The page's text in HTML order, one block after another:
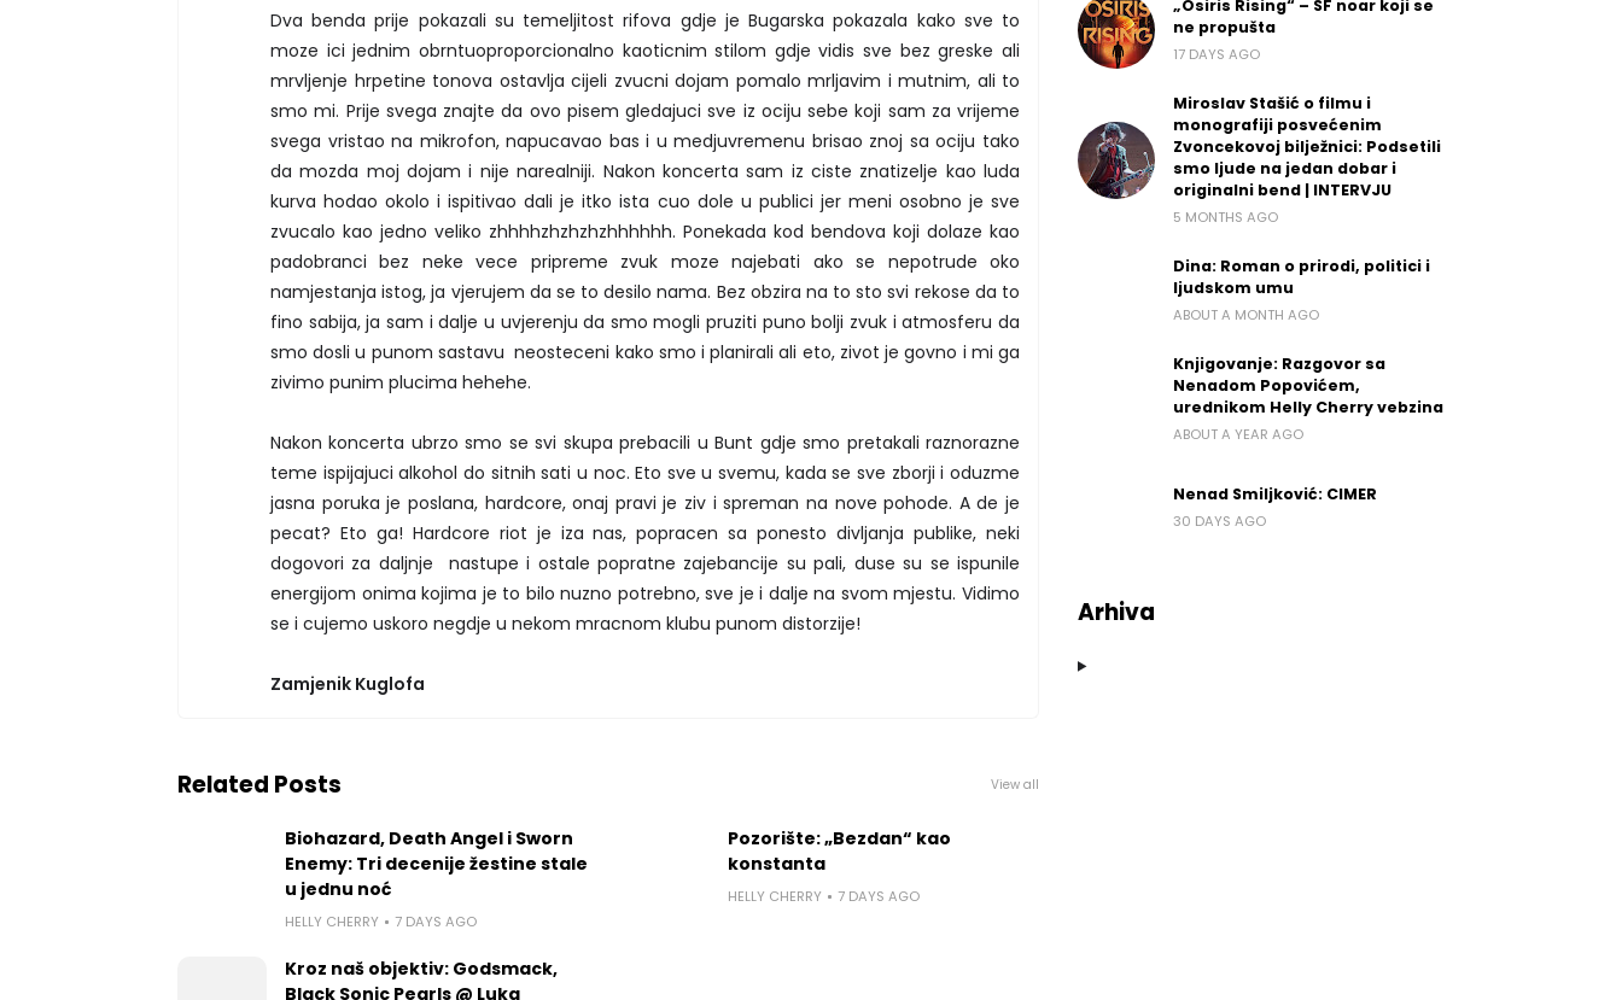
Dva benda prije pokazali su temeljitost rifova gdje je Bugarska pokazala kako sve to
moze ici jednim obrntuoproporcionalno kaoticnim stilom gdje vidis sve bez greske ali
mrvljenje hrpetine tonova ostavlja cijeli zvucni dojam pomalo mrljavim i mutnim, ali to
smo mi. Prije svega znajte da ovo pisem gledajuci sve iz ociju sebe koji sam za vrijeme
svega vristao na mikrofon, napucavao bas i u medjuvremenu brisao znoj sa ociju tako
da mozda moj dojam i nije narealniji. Nakon koncerta sam iz ciste znatizelje kao luda
kurva hodao okolo i ispitivao dali je itko ista cuo dole u publici jer meni osobno je sve
zvucalo kao jedno veliko zhhhhzhzhzhzhhhhhh. Ponekada kod bendova koji dolaze kao
padobranci bez neke vece pripreme zvuk moze najebati ako se nepotrude oko
namjestanja istog, ja vjerujem da se to desilo nama. Bez obzira na to sto svi rekose da to
fino sabija, ja sam i dalje u uvjerenju da smo mogli pruziti puno bolji zvuk i atmosferu da
smo dosli u punom sastavu neosteceni kako smo i planirali ali eto, zivot je govno i mi ga
zivimo punim plucima hehehe.
Nakon koncerta ubrzo smo se svi skupa prebacili u Bunt gdje smo pretakali raznorazne
teme ispijajuci alkohol do sitnih sati u noc. Eto sve u svemu, kada se sve zborji i oduzme
jasna poruka je poslana, hardcore, onaj pravi je ziv i spreman na nove pohode. A de je
pecat? Eto ga! Hardcore riot je iza nas, popracen sa ponesto divljanja publike, neki
dogovori za daljnje nastupe i ostale popratne zajebancije su pali, duse su se ispunile
energijom onima kojima je to bilo nuzno potrebno, sve je i dalje na svom mjestu. Vidimo
se i cujemo uskoro negdje u nekom mracnom klubu punom distorzije!
Zamjenik Kuglofa
Related Posts View all
Biohazard, Death Angel i Sworn
Enemy: Tri decenije žestine stale
u jednu noć
HELLY CHERRY 7 DAYS AGO
Pozorište: „Bezdan“ kao
konstanta
HELLY CHERRY 7 DAYS AGO
Kroz naš objektiv: Godsmack,
Black Sonic Pearls @ Luka
„Osiris Rising“ – SF noar koji se
ne propušta
17 DAYS AGO
Miroslav Stašić o filmu i
monografiji posvećenim
Zvoncekovoj bilježnici: Podsetili
smo ljude na jedan dobar i
originalni bend | INTERVJU
5 MONTHS AGO
Dina: Roman o prirodi, politici i
ljudskom umu
ABOUT A MONTH AGO
Knjigovanje: Razgovor sa
Nenadom Popovićem,
urednikom Helly Cherry vebzina
ABOUT A YEAR AGO
Nenad Smiljković: CIMER
30 DAYS AGO
Arhiva